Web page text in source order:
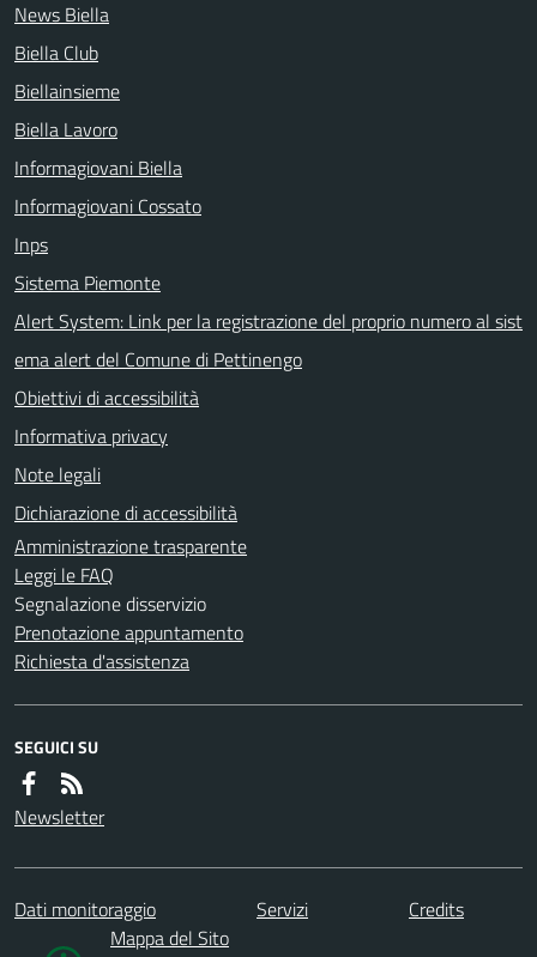
News Biella
Biella Club
Biellainsieme
Biella Lavoro
Informagiovani Biella
Informagiovani Cossato
Inps
Sistema Piemonte
Alert System: Link per la registrazione del proprio numero al sist
ema alert del Comune di Pettinengo
Obiettivi di accessibilità
Informativa privacy
Note legali
Dichiarazione di accessibilità
Amministrazione trasparente
Leggi le FAQ
Segnalazione disservizio
Prenotazione appuntamento
Richiesta d'assistenza
SEGUICI SU
Newsletter
Dati monitoraggio Servizi
Credits
Mappa del Sito